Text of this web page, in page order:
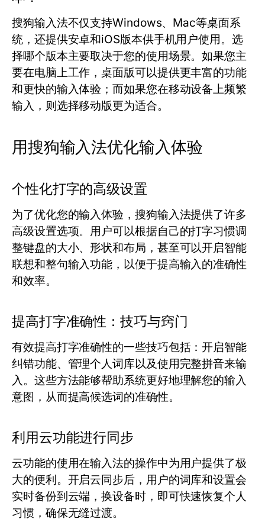
搜狗输入法不仅支持Windows、Mac等桌面系
统，还提供安卓和iOS版本供手机用户使用。选
择哪个版本主要取决于您的使用场景。如果您主
要在电脑上工作，桌面版可以提供更丰富的功能
和更快的输入体验；而如果您在移动设备上频繁
输入，则选择移动版更为适合。
用搜狗输入法优化输入体验
个性化打字的高级设置
为了优化您的输入体验，搜狗输入法提供了许多
高级设置选项。用户可以根据自己的打字习惯调
整键盘的大小、形状和布局，甚至可以开启智能
联想和整句输入功能，以便于提高输入的准确性
和效率。
提高打字准确性：技巧与窍门
有效提高打字准确性的一些技巧包括：开启智能
纠错功能、管理个人词库以及使用完整拼音来输
入。这些方法能够帮助系统更好地理解您的输入
意图，从而提高候选词的准确性。
利用云功能进行同步
云功能的使用在输入法的操作中为用户提供了极
大的便利。开启云同步后，用户的词库和设置会
实时备份到云端，换设备时，即可快速恢复个人
习惯，确保无缝过渡。